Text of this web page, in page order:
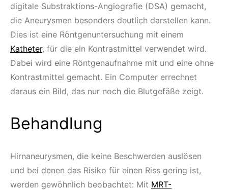
digitale Substraktions-Angiografie (DSA) gemacht,
die Aneurysmen besonders deutlich darstellen kann.
Dies ist eine Röntgenuntersuchung mit einem
Katheter, für die ein Kontrastmittel verwendet wird.
Dabei wird eine Röntgenaufnahme mit und eine ohne
Kontrastmittel gemacht. Ein Computer errechnet
daraus ein Bild, das nur noch die Blutgefäße zeigt.
Behandlung
Hirnaneurysmen, die keine Beschwerden auslösen
und bei denen das Risiko für einen Riss gering ist,
werden gewöhnlich beobachtet: Mit MRT-